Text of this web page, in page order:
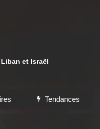
et Israël
Tendances